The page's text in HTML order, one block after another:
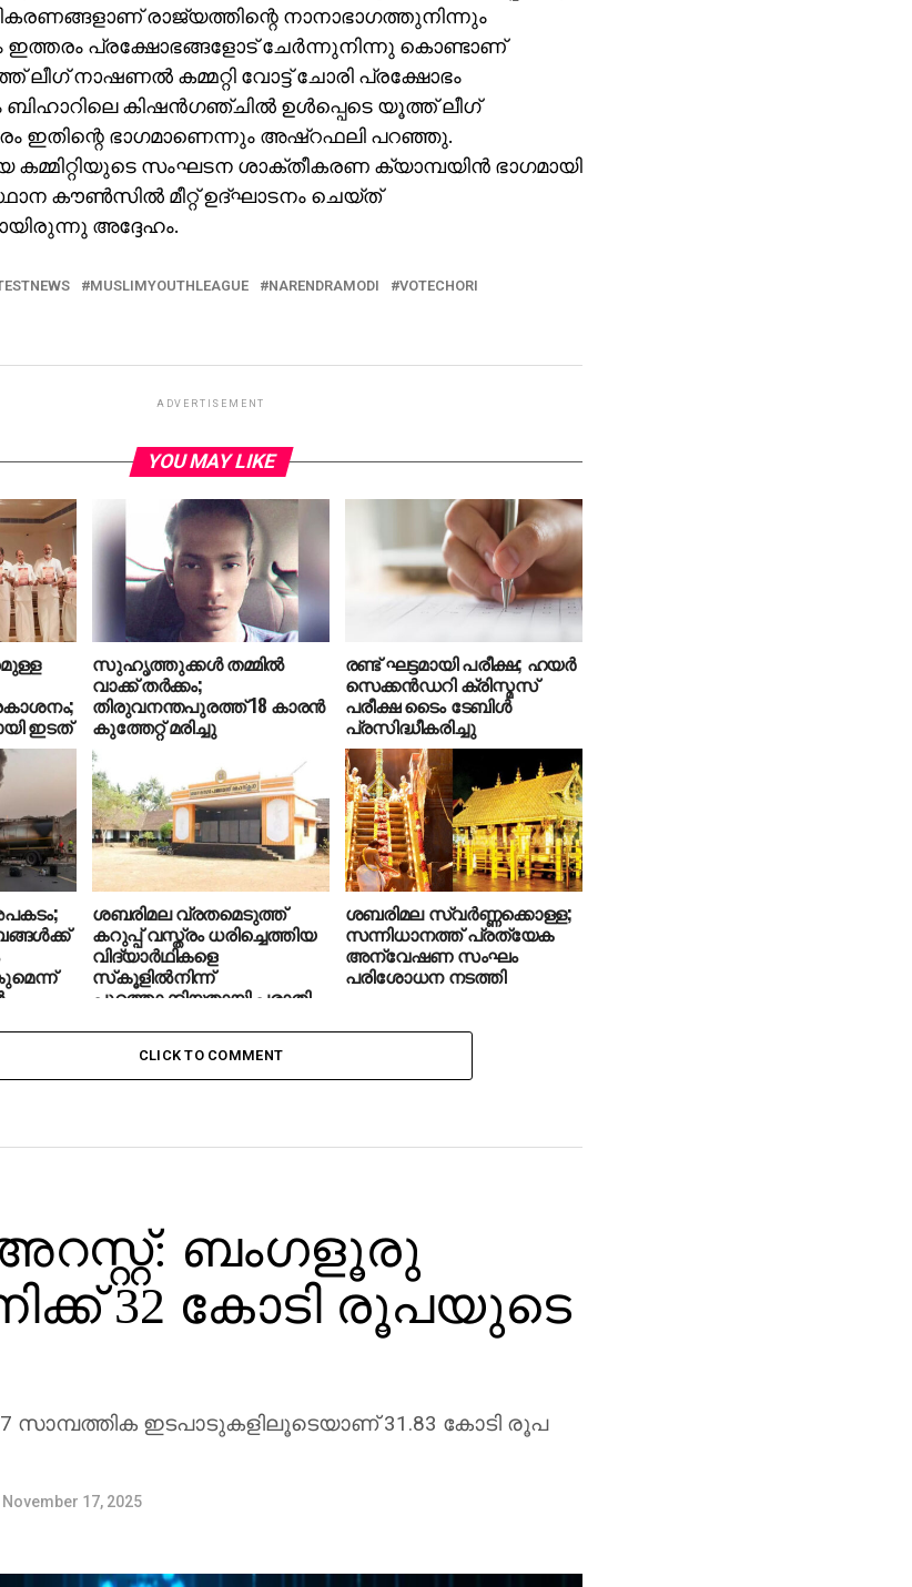
രാജ്യത്തിന്റെ നാനാഭാഗത്തുനിന്നും
പ്രക്ഷോഭങ്ങളോട് ചേര്‍ന്നുനിന്നു കൊണ്ടാണ്
നാഷണല്‍ കമ്മറ്റി വോട്ട് ചോരി പ്രക്ഷോഭം
ബിഹാറിലെ കിഷന്‍ഗഞ്ചില്‍ ഉള്‍പ്പെടെ യൂത്ത് ലീഗ്
ഇതിന്റെ ഭാഗമാണെന്നും അഷ്‌റഫലി പറഞ്ഞു.
കമ്മിറ്റിയുടെ സംഘടന ശാക്തീകരണ ക്യാമ്പയിന്‍ ഭാഗമായി
കൗണ്‍സില്‍ മീറ്റ് ഉദ്ഘാടനം ചെയ്ത്
അദ്ദേഹം.
MUSLIMYOUTHLEAGUE NARENDRAMODI VOTECHORI
ADVERTISEMENT
YOU MAY LIKE
ഇടത്
സുഹൃത്തുക്കള്‍ തമ്മില്‍
വാക്ക് തര്‍ക്കം;
തിരുവനന്തപുരത്ത് 18 കാരന്‍
കുത്തേറ്റ് മരിച്ചു
രണ്ട് ഘട്ടമായി പരീക്ഷ; ഹയര്‍
സെക്കന്‍ഡറി ക്രിസ്മസ്
പരീക്ഷ ടൈം ടേബിള്‍
പ്രസിദ്ധീകരിച്ചു
ശബരിമല വ്രതമെടുത്ത്
കറുപ്പ് വസ്ത്രം ധരിച്ചെത്തിയ
വിദ്യാര്‍ഥികളെ
സ്‌കൂളില്‍നിന്ന്
പുറത്താക്കിയതായി പരാതി
ശബരിമല സ്വര്‍ണ്ണക്കൊള്ള;
സന്നിധാനത്ത് പ്രത്യേക
അന്വേഷണ സംഘം
പരിശോധന നടത്തി
CLICK TO COMMENT
അറസ്റ്റ്: ബംഗളൂരു
32 കോടി രൂപയുടെ
സാമ്പത്തിക ഇടപാടുകളിലൂടെയാണ് 31.83 കോടി രൂപ
November 17, 2025